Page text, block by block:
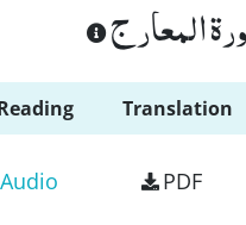
المعارج
Translation
Audio PDF